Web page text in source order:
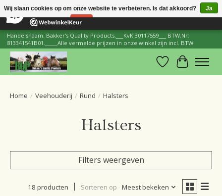
206 Reviews ×
Handelsnaam: Bakker's Quality Products.___KvK 30117559___ BTW.Nr:
813341541B01._____Alle vermelde prijzen in onze winkel zijn incl. BTW.
Verlanglijst
Home / Veehouderij / Rund / Halsters
Halsters
Filters weergeven
18 producten Sorteren op Meest bekeken
Wij slaan cookies op om onze website te verbeteren. Is dat akkoord?
Ja
Nee